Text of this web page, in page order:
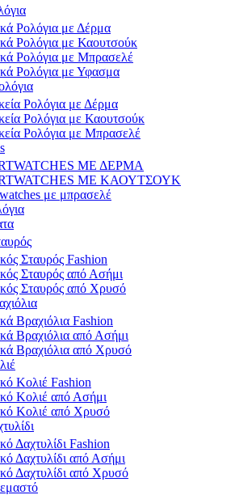
Ρολόγια με Δέρμα
Ρολόγια με Καουτσούκ
Ρολόγια με Μπρασελέ
Ρολόγια με Υφασμα
Ρολόγια με Δέρμα
Ρολόγια με Καουτσούκ
Ρολόγια με Μπρασελέ
ΜΕ ΔΕΡΜΑ
ΜΕ ΚΑΟΥΤΣΟΥΚ
με μπρασελέ
Σταυρός Fashion
Σταυρός από Ασήμι
Σταυρός από Χρυσό
Βραχιόλια Fashion
Βραχιόλια από Ασήμι
Βραχιόλια από Χρυσό
Κολιέ Fashion
Κολιέ από Ασήμι
Κολιέ από Χρυσό
Δαχτυλίδι Fashion
Δαχτυλίδι από Ασήμι
Δαχτυλίδι από Χρυσό